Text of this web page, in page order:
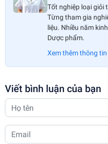
Tốt nghiệp loại giỏi
Từng tham gia
liệu. Nhiều năm
Dược phẩm.
Xem thêm thông tin
Viết bình luận của bạn